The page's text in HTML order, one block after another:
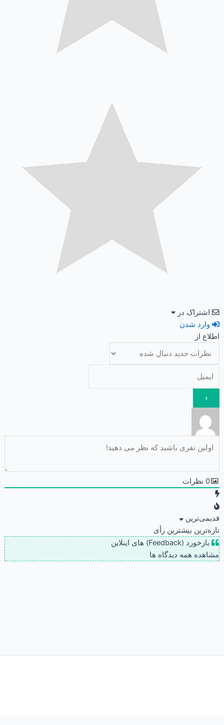
اشتراک در
وارد شدن
اطلاع از
0 نظرات
قدیمی‌ترین
تازه‌ترین بیشترین رأی
بازخورد (Feedback) های اینلاین
مشاهده همه دیدگاه ها